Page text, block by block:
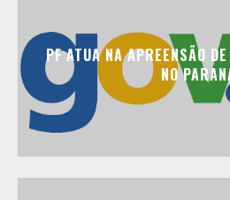
PF ATUA NA APREENSÃO
NO